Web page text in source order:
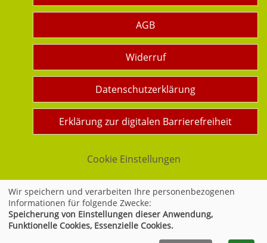
AGB
Widerruf
Datenschutzerklärung
Erklärung zur digitalen Barrierefreiheit
Cookie Einstellungen
Widerrufsformular
Wir speichern und verarbeiten Ihre personenbezogenen
Informationen für folgende Zwecke:
Speicherung von Einstellungen dieser Anwendung,
Funktionelle Cookies, Essenzielle Cookies.